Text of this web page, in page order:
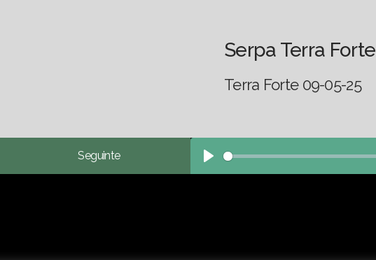
Serpa Terra Forte
Terra Forte 09-05-25
Seguinte
Play